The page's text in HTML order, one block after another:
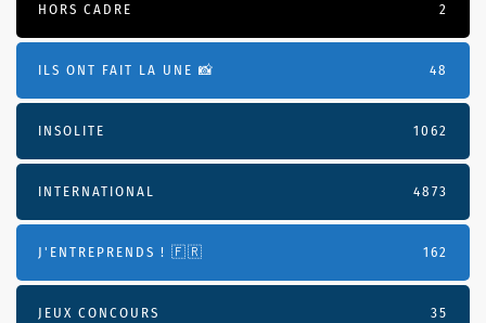
HORS CADRE 2
ILS ONT FAIT LA UNE 📸 48
INSOLITE 1062
INTERNATIONAL 4873
J'ENTREPRENDS ! 🇫🇷 162
JEUX CONCOURS 35